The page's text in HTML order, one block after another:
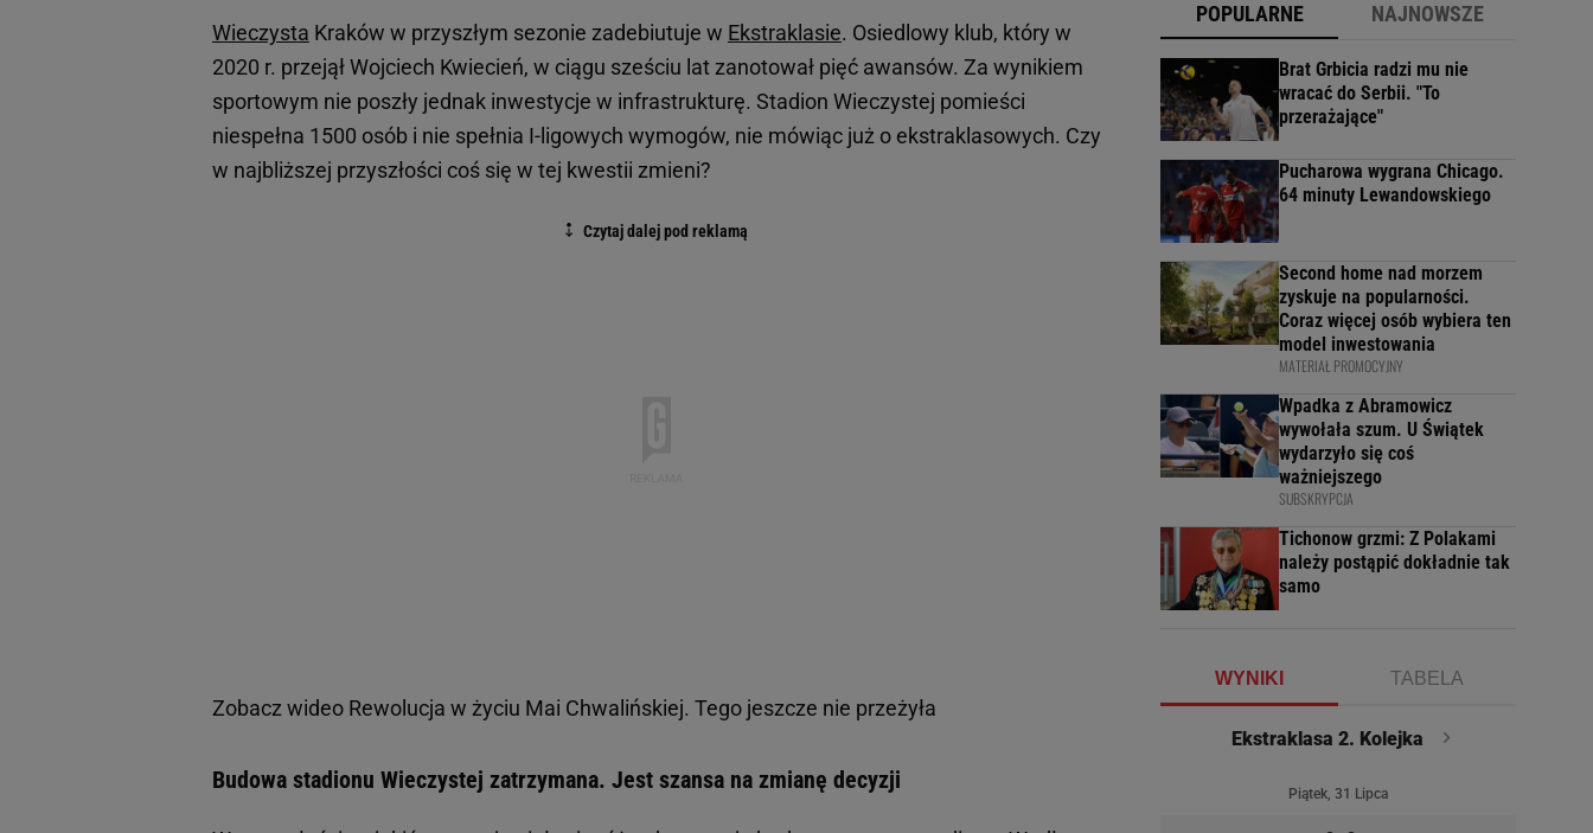
Wieczysta Kraków w przyszłym sezonie zadebiutuje w Ekstraklasie. Osiedlowy klub, który w
2020 r. przejął Wojciech Kwiecień, w ciągu sześciu lat zanotował pięć awansów. Za wynikiem
sportowym nie poszły jednak inwestycje w infrastrukturę. Stadion Wieczystej pomieści
niespełna 1500 osób i nie spełnia I-ligowych wymogów, nie mówiąc już o ekstraklasowych. Czy
w najbliższej przyszłości coś się w tej kwestii zmieni?
Zobacz wideo Rewolucja w życiu Mai Chwalińskiej. Tego jeszcze nie przeżyła
Budowa stadionu Wieczystej zatrzymana. Jest szansa na zmianę decyzji
POPULARNE NAJNOWSZE
Brat Grbicia radzi mu nie
wracać do Serbii. "To
przerażające"
Pucharowa wygrana Chicago.
64 minuty Lewandowskiego
Second home nad morzem
zyskuje na popularności.
Coraz więcej osób wybiera ten
model inwestowania
MATERIAŁ PROMOCYJNY
Wpadka z Abramowicz
wywołała szum. U Świątek
wydarzyło się coś
ważniejszego
SUBSKRYPCJA
Tichonow grzmi: Z Polakami
należy postąpić dokładnie tak
samo
WYNIKI TABELA
Ekstraklasa 2. Kolejka
Piątek, 31 Lipca